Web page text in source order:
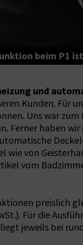
beim P1
und
Kunden. Für
Uns war
Ferner haben
wie von
vom
preislich
Für die
jeweils bei